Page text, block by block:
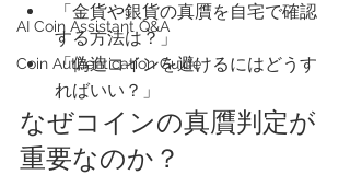
AI Coin Assistant Q&A
Coin Authentication Guide
「金貨や銀貨の真贋を自宅で確認
する方法は？」
「偽造コインを避けるにはどうす
ればいい？」
なぜコインの真贋判定が
重要なのか？